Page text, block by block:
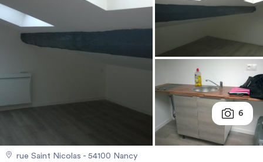
Je cherche un logement
Je propose un bien
Blog
6
rue Saint Nicolas - 54100 Nancy